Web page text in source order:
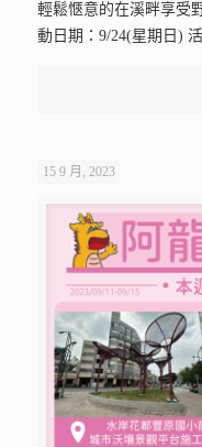
輕鬆愜意的在溪畔享受
動日期：9/24(星期日)
15 9 月, 2023